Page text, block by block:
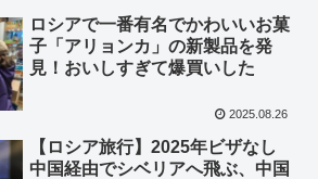
ロシアで一番有名でかわいいお菓
子「アリョンカ」の新製品を発
見！おいしすぎて爆買いした
2025.08.26
【ロシア旅行】2025年ビザなし
中国経由でシベリアへ飛ぶ、中国